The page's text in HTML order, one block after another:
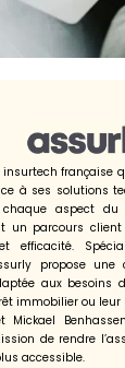
française
à ses solutions
aspect du
un parcours
efficacité.
propose une
aux besoins
immobilier ou leur
Mickael
de rendre
accessible.